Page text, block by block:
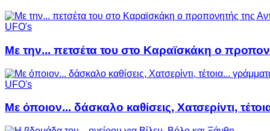
UFO's
Με την... πετσέτα του στο Καραϊσκάκη ο
UFO's
Με όποιον... δάσκαλο καθίσεις, Χατσερίντι,